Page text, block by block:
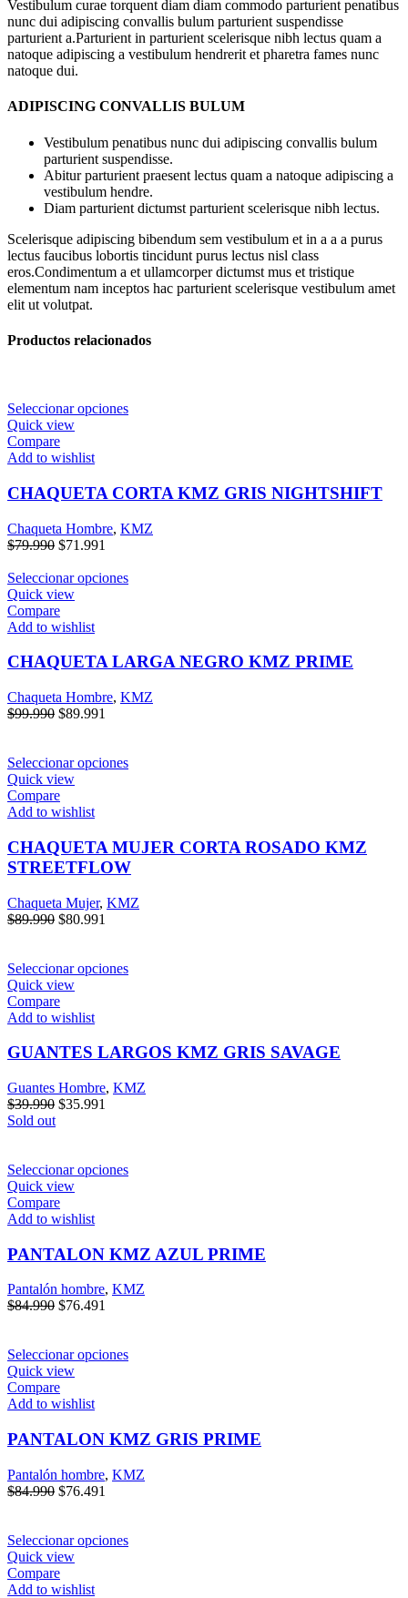
Vestibulum curae torquent diam diam commodo parturient penatibus
nunc dui adipiscing convallis bulum parturient suspendisse
parturient a.Parturient in parturient scelerisque nibh lectus quam a
natoque adipiscing a vestibulum hendrerit et pharetra fames nunc
natoque dui.
ADIPISCING CONVALLIS BULUM
Vestibulum penatibus nunc dui adipiscing convallis bulum
parturient suspendisse.
Abitur parturient praesent lectus quam a natoque adipiscing a
vestibulum hendre.
Diam parturient dictumst parturient scelerisque nibh lectus.
Scelerisque adipiscing bibendum sem vestibulum et in a a a purus
lectus faucibus lobortis tincidunt purus lectus nisl class
eros.Condimentum a et ullamcorper dictumst mus et tristique
elementum nam inceptos hac parturient scelerisque vestibulum amet
elit ut volutpat.
Productos relacionados
Seleccionar opciones
Quick view
Compare
Add to wishlist
CHAQUETA CORTA KMZ GRIS NIGHTSHIFT
Chaqueta Hombre, KMZ
$79.990 $71.991
Seleccionar opciones
Quick view
Compare
Add to wishlist
CHAQUETA LARGA NEGRO KMZ PRIME
Chaqueta Hombre, KMZ
$99.990 $89.991
Seleccionar opciones
Quick view
Compare
Add to wishlist
CHAQUETA MUJER CORTA ROSADO KMZ
STREETFLOW
Chaqueta Mujer, KMZ
$89.990 $80.991
Seleccionar opciones
Quick view
Compare
Add to wishlist
GUANTES LARGOS KMZ GRIS SAVAGE
Guantes Hombre, KMZ
$39.990 $35.991
Sold out
Seleccionar opciones
Quick view
Compare
Add to wishlist
PANTALON KMZ AZUL PRIME
Pantalón hombre, KMZ
$84.990 $76.491
Seleccionar opciones
Quick view
Compare
Add to wishlist
PANTALON KMZ GRIS PRIME
Pantalón hombre, KMZ
$84.990 $76.491
Seleccionar opciones
Quick view
Compare
Add to wishlist